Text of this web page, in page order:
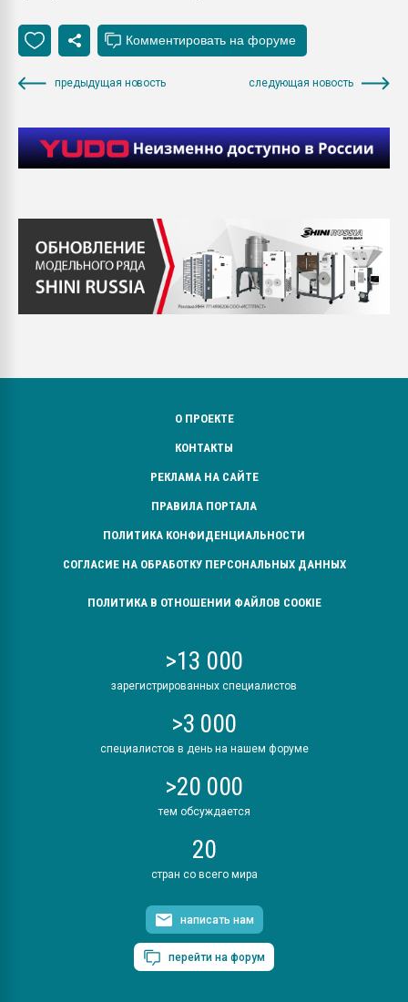
предыдущая новость следующая новость
О ПРОЕКТЕ
КОНТАКТЫ
РЕКЛАМА НА САЙТЕ
ПРАВИЛА ПОРТАЛА
ПОЛИТИКА КОНФИДЕНЦИАЛЬНОСТИ
СОГЛАСИЕ НА ОБРАБОТКУ ПЕРСОНАЛЬНЫХ ДАННЫХ
ПОЛИТИКА В ОТНОШЕНИИ ФАЙЛОВ COOKIE
>13 000
зарегистрированных специалистов
>3 000
специалистов в день на нашем форуме
>20 000
тем обсуждается
20
стран со всего мира
написать нам
перейти на форум